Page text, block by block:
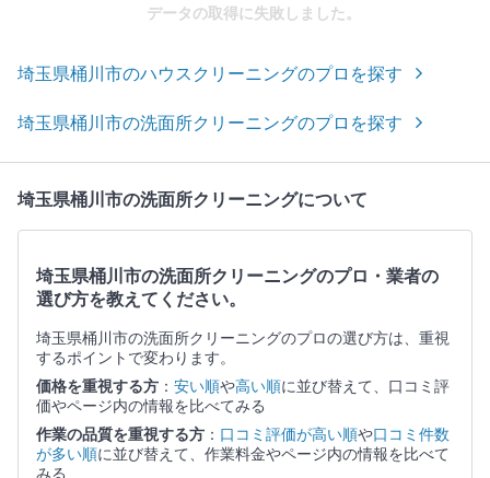
データの取得に失敗しました。
埼玉県桶川市のハウスクリーニングのプロを探す
埼玉県桶川市の洗面所クリーニングのプロを探す
埼玉県桶川市の洗面所クリーニングについて
埼玉県桶川市の洗面所クリーニングのプロ・業者の
選び方を教えてください。
埼玉県桶川市の洗面所クリーニングのプロの選び方は、重視
するポイントで変わります。
価格を重視する方 ： 安い順や高い順に並び替えて、口コミ評
価やページ内の情報を比べてみる
作業の品質を重視する方 ： 口コミ評価が高い順や口コミ件数
が多い順に並び替えて、作業料金やページ内の情報を比べて
みる